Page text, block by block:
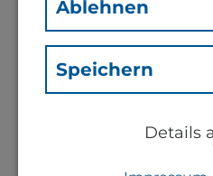
Ablehnen
Speichern
Details